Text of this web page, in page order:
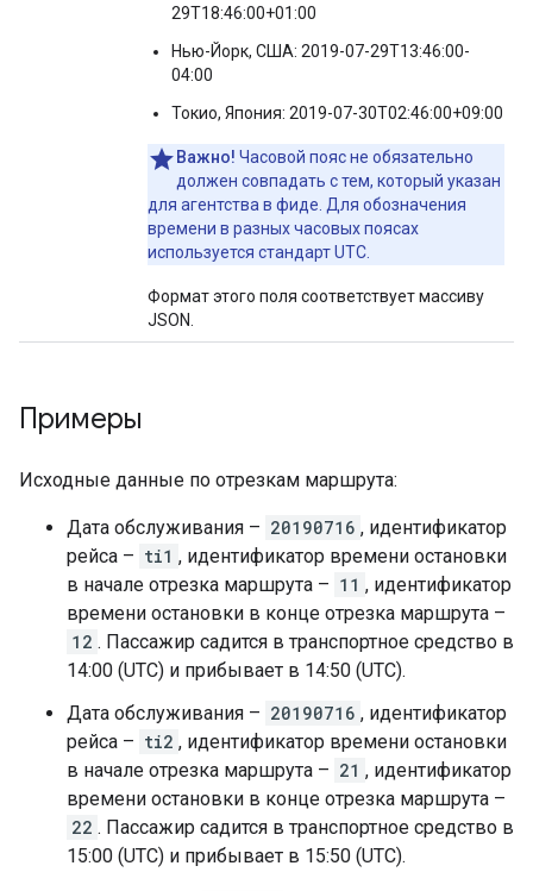
29T18:46:00+01:00
Нью-Йорк, США: 2019-07-29T13:46:00-
04:00
Токио, Япония: 2019-07-30T02:46:00+09:00
Важно! Часовой пояс не обязательно
должен совпадать с тем, который указан
для агентства в фиде. Для обозначения
времени в разных часовых поясах
используется стандарт UTC.
Формат этого поля соответствует массиву
JSON.
Примеры
Исходные данные по отрезкам маршрута:
Дата обслуживания – 20190716 , идентификатор
рейса – ti1 , идентификатор времени остановки
в начале отрезка маршрута – 11 , идентификатор
времени остановки в конце отрезка маршрута –
12 . Пассажир садится в транспортное средство в
14:00 (UTC) и прибывает в 14:50 (UTC).
Дата обслуживания – 20190716 , идентификатор
рейса – ti2 , идентификатор времени остановки
в начале отрезка маршрута – 21 , идентификатор
времени остановки в конце отрезка маршрута –
22 . Пассажир садится в транспортное средство в
15:00 (UTC) и прибывает в 15:50 (UTC).